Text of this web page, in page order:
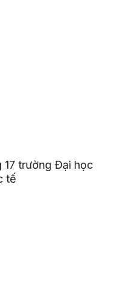
17 trường Đại học
tế